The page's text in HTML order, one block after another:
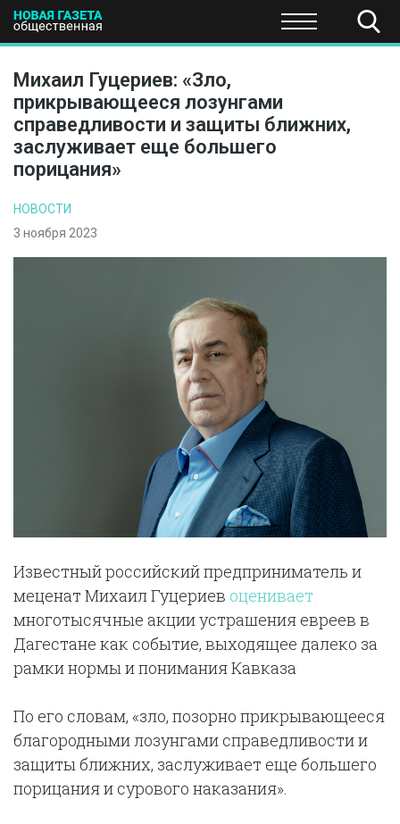
ПОЛИТИКА ЭКОНОМИКА НАУКА И
Михаил Гуцериев: «Зло,
прикрывающееся лозунгами
справедливости и защиты ближних,
заслуживает еще большего
порицания»
НОВОСТИ
3 ноября 2023
Известный российский предприниматель и
меценат Михаил Гуцериев оценивает
многотысячные акции устрашения евреев в
Дагестане как событие, выходящее далеко за
рамки нормы и понимания Кавказа
По его словам, «зло, позорно прикрывающееся
благородными лозунгами справедливости и
защиты ближних, заслуживает еще большего
порицания и сурового наказания».